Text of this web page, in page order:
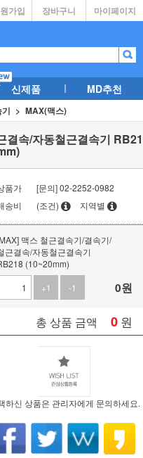
마이페이지
장바구니
가입
신제품 MD추천
MAX(맥스)
결속/자동철근결속기 RB21
품가
[문의] 02-2252-0982
송비
(조건) 지역별
맥스 철근결속기/결속기/
근결속/자동철근결속기
(10~20mm)
+1
-1 0원
총 상품 금액 0 원
하신 상품은 관리자에게 문의하세요.